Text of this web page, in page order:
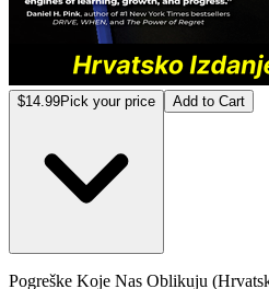
$14.99Pick your price Add to Cart
Pogreške Koje Nas Oblikuju